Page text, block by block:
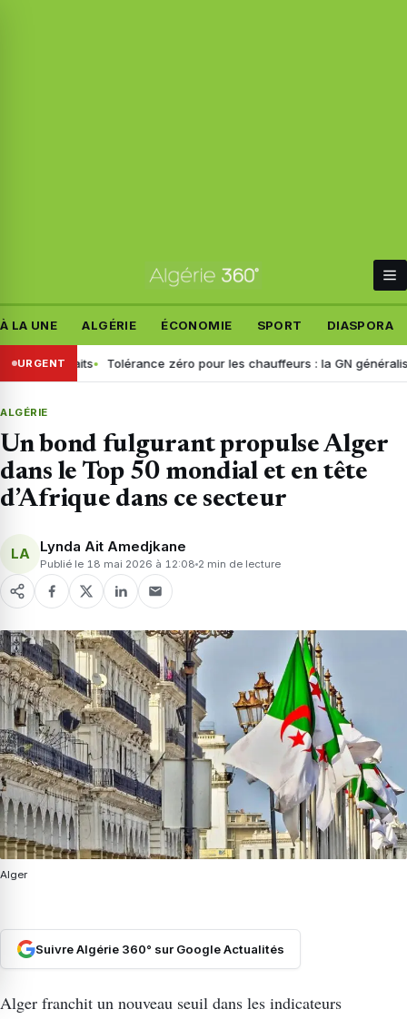
À LA UNE ALGÉRIE ÉCONOMIE SPORT DIASPORA
URGENT
faits Tolérance zéro pour les chauffeurs : la GN généralise le
ALGÉRIE
Un bond fulgurant propulse Alger
dans le Top 50 mondial et en tête
d’Afrique dans ce secteur
LA Lynda Ait Amedjkane
Publié le 18 mai 2026 à 12:08 2 min de lecture
Alger
Suivre Algérie 360° sur Google Actualités
Alger franchit un nouveau seuil dans les indicateurs